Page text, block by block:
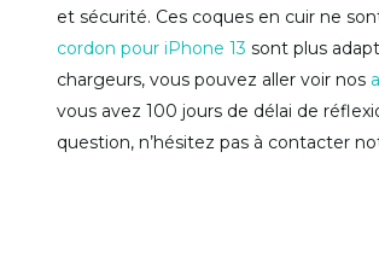
et sécurité. Ces coques en cuir ne
cordon pour iPhone 13 sont plus
chargeurs, vous pouvez aller voir nos
vous avez 100 jours de délai de
question, n’hésitez pas à contacter